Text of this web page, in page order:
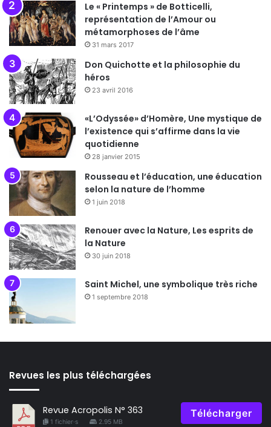
Le « Printemps » de Botticelli,
représentation de l’Amour ou
métamorphoses de l’âme
31 mars 2017
Don Quichotte et la philosophie du
héros
23 avril 2016
«L’Odyssée» d’Homère, Une mystique de
l’existence qui s’affirme dans la vie
quotidienne
28 janvier 2015
Rousseau et l’éducation, une éducation
selon la nature de l’homme
1 juin 2018
Renouer avec la Nature, Les esprits de
la Nature
30 juin 2018
Saint Michel, une symbolique très riche
1 septembre 2018
Revues les plus téléchargées
Revue Acropolis N° 363
1 fichier·s 2.95 MB
Télécharger